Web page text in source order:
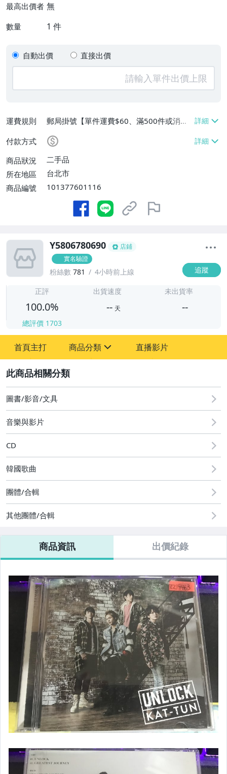
最高出價者 無
數量 1 件
自動出價 直接出價
運費規則
郵局掛號【單件運費$60、滿500件或消費
滿$20000免運費】
付款方式
商品狀況
二手品
所在地區
台北市
商品編號
101377601116
Y5806780690
店鋪
實名驗證
粉絲數 781 4小時前上線 追蹤
正評
100.0%
總評價 1703
出貨速度
-- 天
未出貨率
--
首頁主打 商品分類
其它
直播影片
圖書/影音/文具
音樂與影片
CD
韓國歌曲
團體/合輯
其他團體/合輯
商品資訊 出價紀錄